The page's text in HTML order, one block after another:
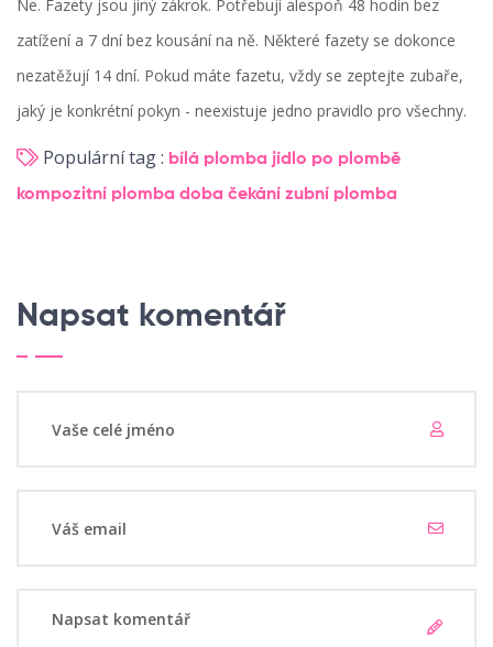
Ne. Fazety jsou jiný zákrok. Potřebují alespoň 48 hodin bez
zatížení a 7 dní bez kousání na ně. Některé fazety se dokonce
nezatěžují 14 dní. Pokud máte fazetu, vždy se zeptejte zubaře,
jaký je konkrétní pokyn - neexistuje jedno pravidlo pro všechny.
Populární tag : bílá plomba jídlo po plombě
kompozitní plomba doba čekání zubní plomba
Napsat komentář